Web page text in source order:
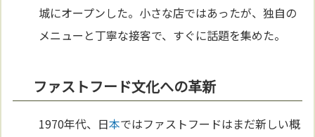
城にオープンした。小さな店ではあったが、独自の
メニューと丁寧な接客で、すぐに話題を集めた。
ファストフード文化への革新
1970年代、日本ではファストフードはまだ新しい概